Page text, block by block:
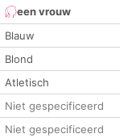
een vrouw
Blauw
Blond
Atletisch
Niet gespecificeerd
Niet gespecificeerd